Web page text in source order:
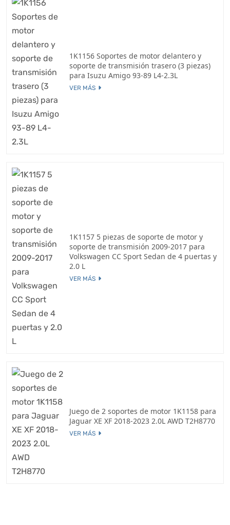
1K1156 Soportes de motor delantero y
soporte de transmisión trasero (3 piezas)
para Isuzu Amigo 93-89 L4-2.3L
VER MÁS
1K1157 5 piezas de soporte de motor y
soporte de transmisión 2009-2017 para
Volkswagen CC Sport Sedan de 4 puertas y
2.0 L
VER MÁS
Juego de 2 soportes de motor 1K1158 para
Jaguar XE XF 2018-2023 2.0L AWD T2H8770
VER MÁS